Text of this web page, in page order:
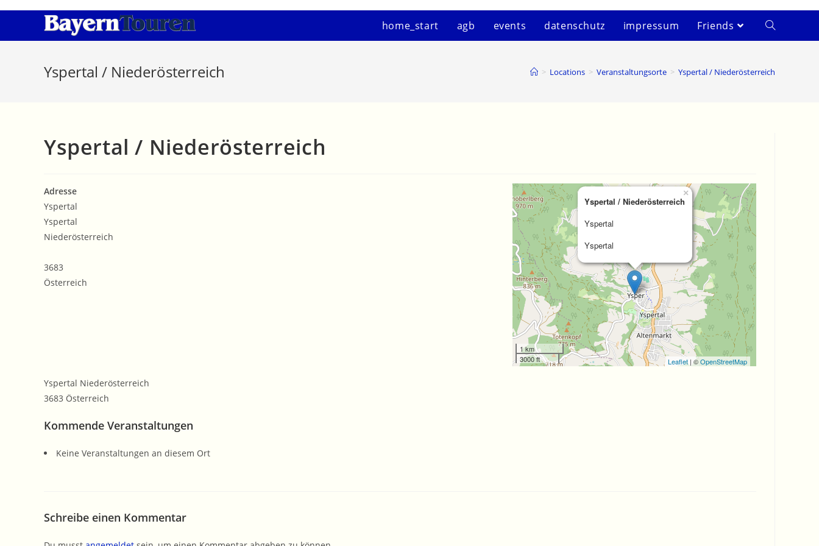
home_start agb events datenschutz impressum Friends
Yspertal / Niederösterreich > Locations > Veranstaltungsorte > Yspertal / Niederösterreich
Yspertal / Niederösterreich
Yspertal / Niederösterreich
Yspertal
Yspertal
×
1 km
3000 ft
Leaflet | ©OpenStreetMap
Adresse
Yspertal
Yspertal
Niederösterreich
3683
Österreich
Yspertal Niederösterreich
3683 Österreich
Kommende Veranstaltungen
Keine Veranstaltungen an diesem Ort
Schreibe einen Kommentar